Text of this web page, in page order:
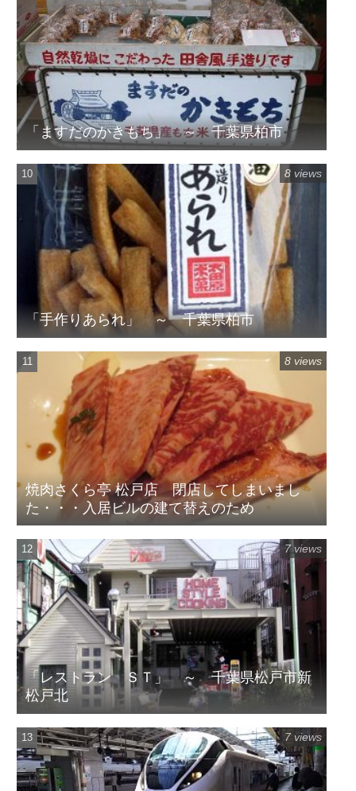
「ますだのかきもち」 ～ 千葉県柏市
「手作りあられ」 ～ 千葉県柏市
8 views
焼肉さくら亭 松戸店 閉店してしまいまし
た・・・入居ビルの建て替えのため
8 views
「レストラン ＳＴ」 ～ 千葉県松戸市新
松戸北
7 views
7 views